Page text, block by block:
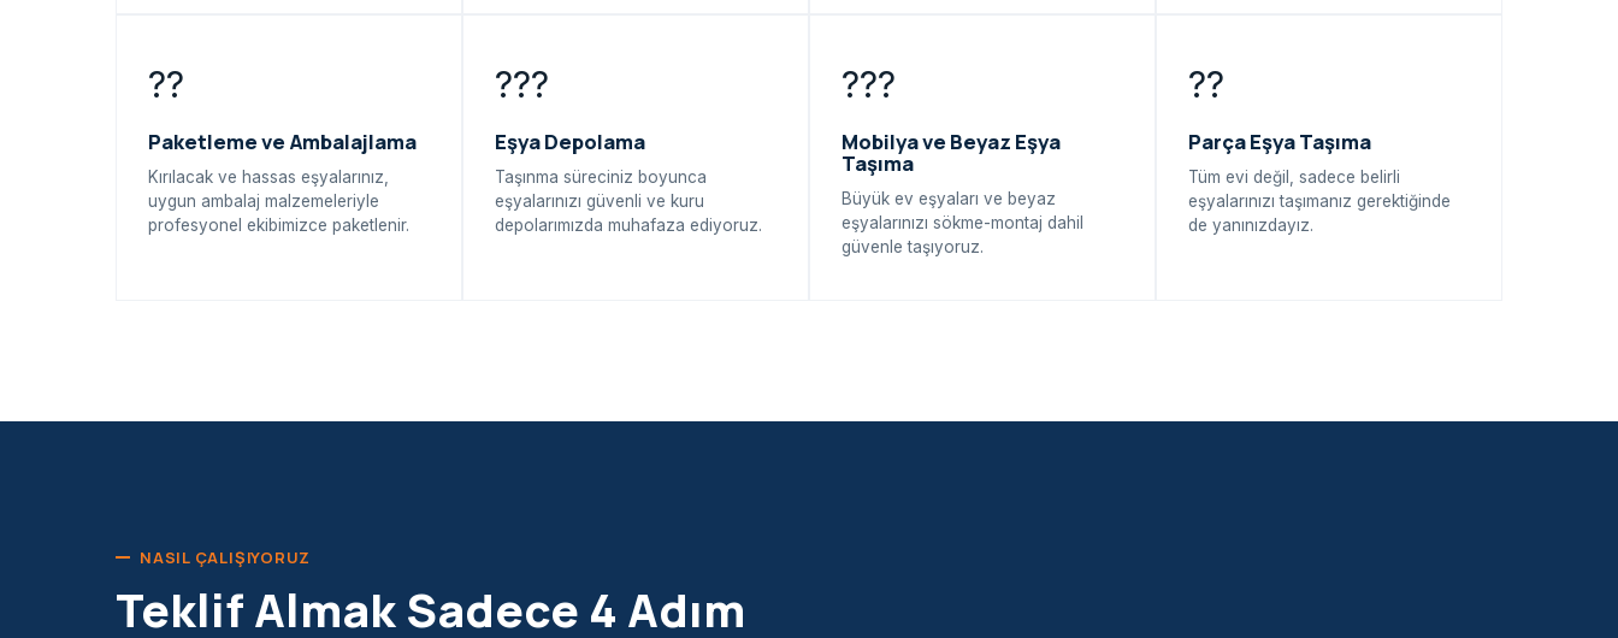
??
Paketleme ve Ambalajlama
Kırılacak ve hassas eşyalarınız,
uygun ambalaj malzemeleriyle
profesyonel ekibimizce paketlenir.
???
Eşya Depolama
Taşınma süreciniz boyunca
eşyalarınızı güvenli ve kuru
depolarımızda muhafaza ediyoruz.
???
Mobilya ve Beyaz Eşya
Taşıma
Büyük ev eşyaları ve beyaz
eşyalarınızı sökme-montaj dahil
güvenle taşıyoruz.
??
Parça Eşya Taşıma
Tüm evi değil, sadece belirli
eşyalarınızı taşımanız gerektiğinde
de yanınızdayız.
NASIL ÇALIŞIYORUZ
Teklif Almak Sadece 4 Adım